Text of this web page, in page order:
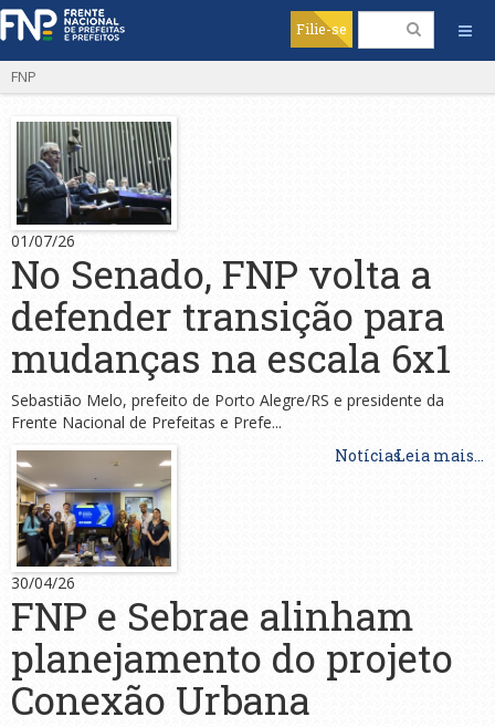
Filie-se
FNP
01/07/26
No Senado, FNP volta a
defender transição para
mudanças na escala 6x1
Sebastião Melo, prefeito de Porto Alegre/RS e presidente da
Frente Nacional de Prefeitas e Prefe...
NotíciasLeia mais...
30/04/26
FNP e Sebrae alinham
planejamento do projeto
Conexão Urbana